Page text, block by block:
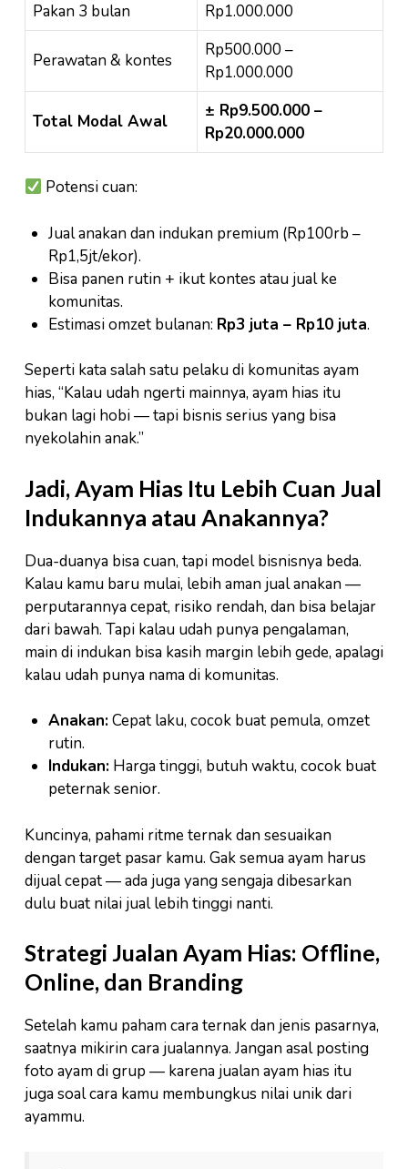
Pakan 3 bulan Rp1.000.000
Perawatan & kontes
Rp500.000 –
Rp1.000.000
Total Modal Awal
± Rp9.500.000 –
Rp20.000.000
Potensi cuan:
Jual anakan dan indukan premium (Rp100rb –
Rp1,5jt/ekor).
Bisa panen rutin + ikut kontes atau jual ke
komunitas.
Estimasi omzet bulanan: Rp3 juta – Rp10 juta.
Seperti kata salah satu pelaku di komunitas ayam
hias, “Kalau udah ngerti mainnya, ayam hias itu
bukan lagi hobi — tapi bisnis serius yang bisa
nyekolahin anak.”
Jadi, Ayam Hias Itu Lebih Cuan Jual
Indukannya atau Anakannya?
Dua-duanya bisa cuan, tapi model bisnisnya beda.
Kalau kamu baru mulai, lebih aman jual anakan —
perputarannya cepat, risiko rendah, dan bisa belajar
dari bawah. Tapi kalau udah punya pengalaman,
main di indukan bisa kasih margin lebih gede, apalagi
kalau udah punya nama di komunitas.
Anakan:Cepat laku, cocok buat pemula, omzet
rutin.
Indukan:Harga tinggi, butuh waktu, cocok buat
peternak senior.
Kuncinya, pahami ritme ternak dan sesuaikan
dengan target pasar kamu. Gak semua ayam harus
dijual cepat — ada juga yang sengaja dibesarkan
dulu buat nilai jual lebih tinggi nanti.
Strategi Jualan Ayam Hias: Offline,
Online, dan Branding
Setelah kamu paham cara ternak dan jenis pasarnya,
saatnya mikirin cara jualannya. Jangan asal posting
foto ayam di grup — karena jualan ayam hias itu
juga soal cara kamu membungkus nilai unik dari
ayammu.